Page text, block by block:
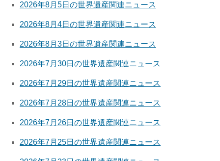
2026年8月5日の世界遺産関連ニュース
2026年8月4日の世界遺産関連ニュース
2026年8月3日の世界遺産関連ニュース
2026年7月30日の世界遺産関連ニュース
2026年7月29日の世界遺産関連ニュース
2026年7月28日の世界遺産関連ニュース
2026年7月26日の世界遺産関連ニュース
2026年7月25日の世界遺産関連ニュース